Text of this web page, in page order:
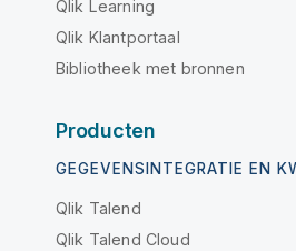
Qlik Learning
Qlik Klantportaal
Bibliotheek met bronnen
Producten
GEGEVENSINTEGRATIE EN
Qlik Talend
Qlik Talend Cloud